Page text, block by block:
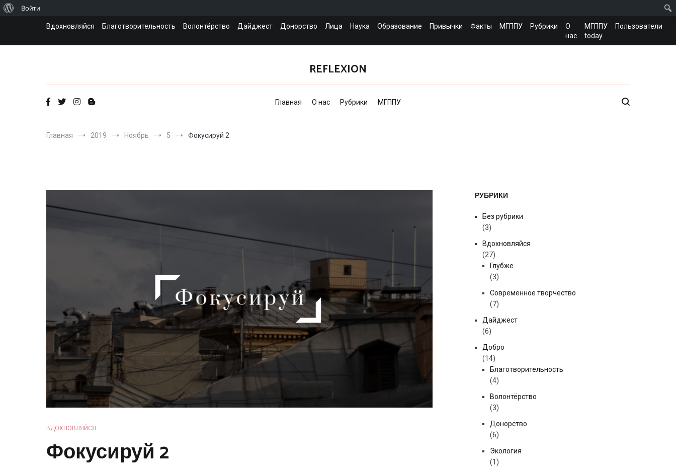
Вдохновляйся Благотворительность Волонтёрство Дайджест Донорство Лица Наука Образование Привычки Факты МГППУ Рубрики
О
нас
МГППУ
today
Пользователи
REFLEXION
Главная О нас Рубрики МГППУ
Главная 2019 Ноябрь 5 Фокусируй 2
ВДОХНОВЛЯЙСЯ
Фокусируй 2
РУБРИКИ
Без рубрики
(3)
Вдохновляйся
(27)
Глубже
(3)
Современное творчество
(7)
Дайджест
(6)
Добро
(14)
Благотворительность
(4)
Волонтёрство
(3)
Донорство
(6)
Экология
(1)
WordPress
Войти